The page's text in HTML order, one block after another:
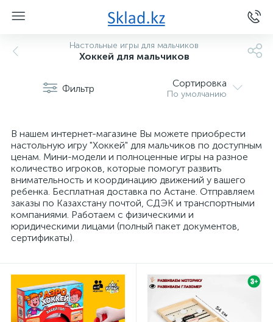
Настольные игры для мальчиков
Хоккей для мальчиков
Фильтр Сортировка
По умолчанию
В нашем интернет-магазине Вы можете приобрести
настольную игру "Хоккей" для мальчиков по доступным
ценам. Мини-модели и полноценные игры на разное
количество игроков, которые помогут развить
внимательность и координацию движений у вашего
ребенка. Бесплатная доставка по Астане. Отправляем
заказы по Казахстану почтой, СДЭК и транспортными
компаниями. Работаем с физическими и
юридическими лицами (полный пакет документов,
сертификаты).